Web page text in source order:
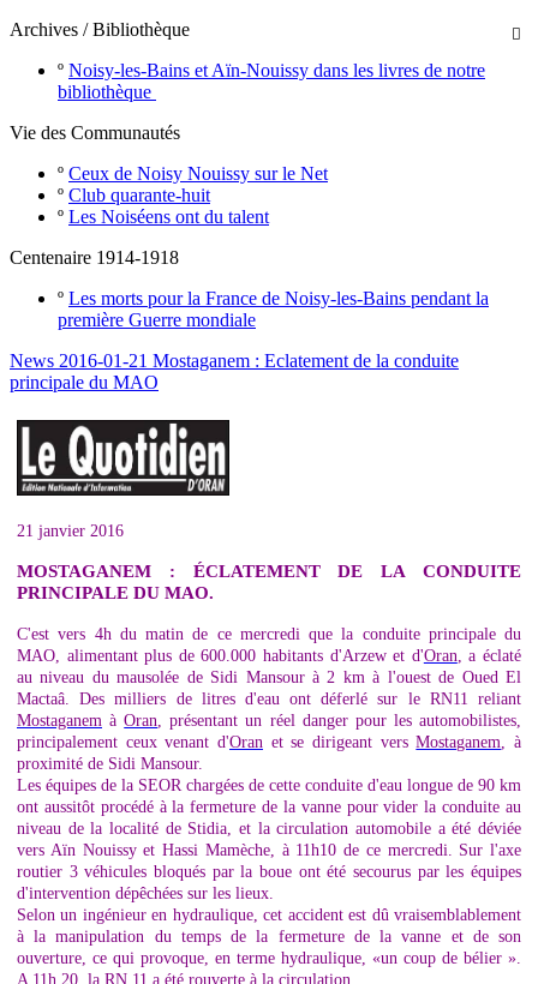

Archives / Bibliothèque
º Noisy-les-Bains et Aïn-Nouissy dans les livres de notre
bibliothèque
Vie des Communautés
º Ceux de Noisy Nouissy sur le Net
º Club quarante-huit
º Les Noiséens ont du talent
Centenaire 1914-1918
º Les morts pour la France de Noisy-les-Bains pendant la
première Guerre mondiale
News 2016-01-21 Mostaganem : Eclatement de la conduite
principale du MAO
21 janvier 2016
MOSTAGANEM : ÉCLATEMENT DE LA CONDUITE
PRINCIPALE DU MAO.
C'est vers 4h du matin de ce mercredi que la conduite principale du
MAO, alimentant plus de 600.000 habitants d'Arzew et d'Oran, a éclaté
au niveau du mausolée de Sidi Mansour à 2 km à l'ouest de Oued El
Mactaâ. Des milliers de litres d'eau ont déferlé sur le RN11 reliant
Mostaganem àOran, présentant un réel danger pour les automobilistes,
principalement ceux venant d'Oran et se dirigeant versMostaganem, à
proximité de Sidi Mansour.
Les équipes de la SEOR chargées de cette conduite d'eau longue de 90 km
ont aussitôt procédé à la fermeture de la vanne pour vider la conduite au
niveau de la localité de Stidia, et la circulation automobile a été déviée
vers Aïn Nouissy et Hassi Mamèche, à 11h10 de ce mercredi. Sur l'axe
routier 3 véhicules bloqués par la boue ont été secourus par les équipes
d'intervention dépêchées sur les lieux.
Selon un ingénieur en hydraulique, cet accident est dû vraisemblablement
à la manipulation du temps de la fermeture de la vanne et de son
ouverture, ce qui provoque, en terme hydraulique, «un coup de bélier ».
A 11h 20, la RN 11 a été rouverte à la circulation.